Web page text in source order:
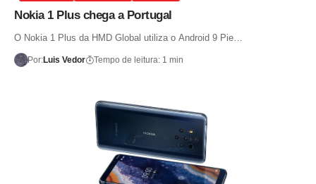
Nokia 1 Plus chega a Portugal
O Nokia 1 Plus da HMD Global utiliza o Android 9 Pie…
Por:Luis Vedor Tempo de leitura: 1 min